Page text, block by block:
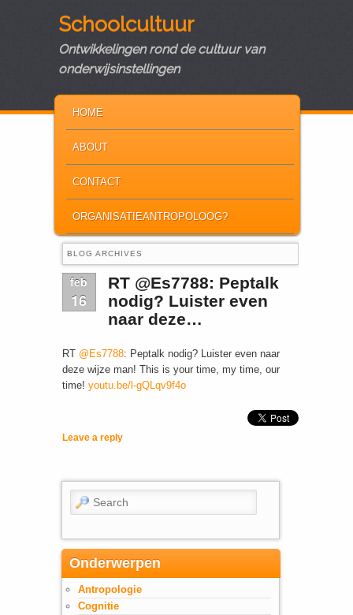
Schoolcultuur
Ontwikkelingen rond de cultuur van
onderwijsinstellingen
SKIP TO PRIMARY CONTENT
SKIP TO SECONDARY CONTENT
HOME
ABOUT
CONTACT
ORGANISATIEANTROPOLOOG?
BLOG ARCHIVES
feb
16
RT @Es7788: Peptalk
nodig? Luister even
naar deze…
RT @Es7788: Peptalk nodig? Luister even naar
deze wijze man! This is your time, my time, our
time! youtu.be/l-gQLqv9f4o
Leave a reply
Search
Onderwerpen
Antropologie
Cognitie